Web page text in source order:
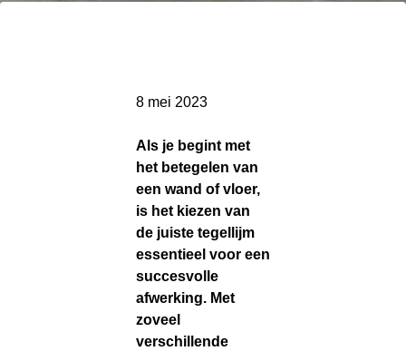
8 mei 2023
Als je begint met
het betegelen van
een wand of vloer,
is het kiezen van
de juiste tegellijm
essentieel voor een
succesvolle
afwerking. Met
zoveel
verschillende